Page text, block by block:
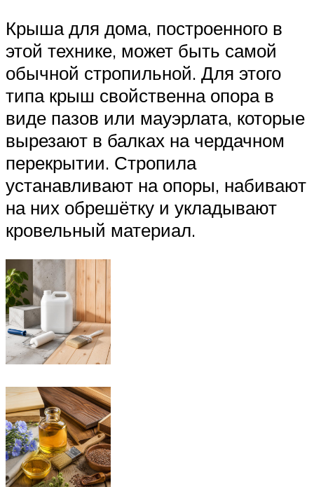
Крыша для дома, построенного в
этой технике, может быть самой
обычной стропильной. Для этого
типа крыш свойственна опора в
виде пазов или мауэрлата, которые
вырезают в балках на чердачном
перекрытии. Стропила
устанавливают на опоры, набивают
на них обрешётку и укладывают
кровельный материал.